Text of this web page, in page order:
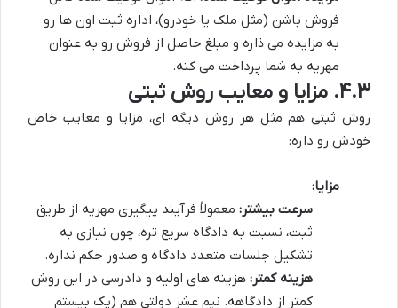
فروش باشن (مثل ملک یا خودرو)، اداره ثبت اون ها رو
به مزایده می ذاره و مبلغ حاصل از فروش رو به عنوان
مهریه به شما پرداخت می کنه.
۴.۳. مزایا و معایب روش ثبتی
روش ثبتی هم مثل هر روش دیگه ای، مزایا و معایب خاص
خودش رو داره:
مزایا:
سرعت بیشتر: معمولاً فرآیند پیگیری مهریه از طریق
ثبت، نسبت به دادگاه سریع تره، چون نیازی به
تشکیل جلسات متعدد دادگاه و صدور حکم نداره.
هزینه کمتر: هزینه های اولیه و دادرسی در این روش
کمتر از دادگاهه. نیم عشر دولتی هم (یک بیستم